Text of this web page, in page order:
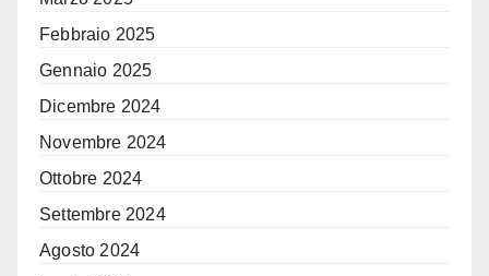
Febbraio 2025
Gennaio 2025
Dicembre 2024
Novembre 2024
Ottobre 2024
Settembre 2024
Agosto 2024